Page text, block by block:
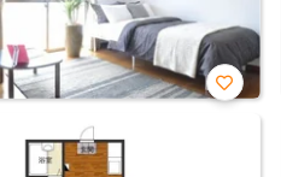
お気